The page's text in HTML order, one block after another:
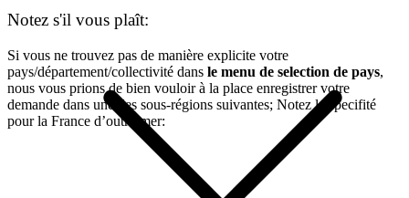
Notez s'il vous plaît:
Si vous ne trouvez pas de manière explicite votre
pays/département/collectivité dans le menu de selection de pays,
nous vous prions de bien vouloir à la place enregistrer votre
demande dans une des sous-régions suivantes; Notez la specifité
pour la France d’outre-mer: